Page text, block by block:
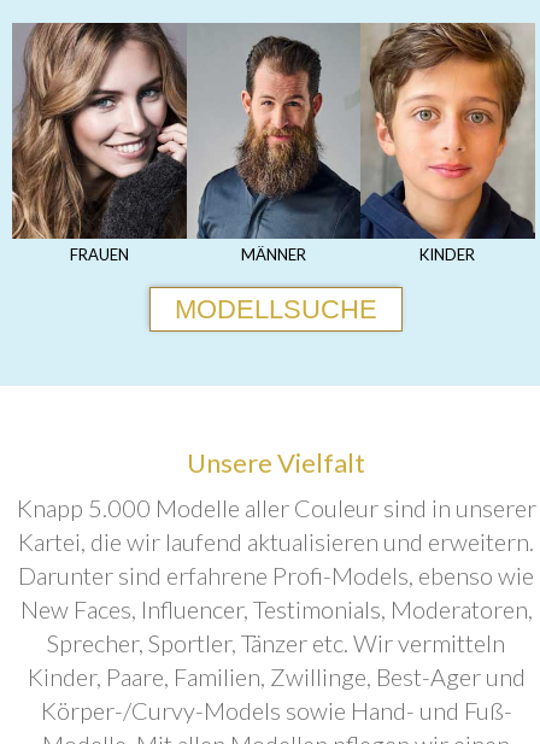
FRAUEN MÄNNER KINDER
MODELLSUCHE
Unsere Vielfalt
Knapp 5.000 Modelle aller Couleur sind in unserer
Kartei, die wir laufend aktualisieren und erweitern.
Darunter sind erfahrene Profi-Models, ebenso wie
New Faces, Influencer, Testimonials, Moderatoren,
Sprecher, Sportler, Tänzer etc. Wir vermitteln
Kinder, Paare, Familien, Zwillinge, Best-Ager und
Körper-/Curvy-Models sowie Hand- und Fuß-